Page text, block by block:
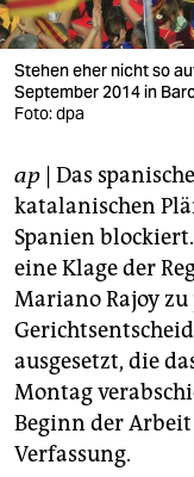
verlag
veranstaltungen
shop
fragen & hilfe
unterstützen
abo
genossenschaft
epaper login
Stehen eher nicht so
September 2014 in
Foto: dpa
ap | Das
katalanischen
Spanien
eine Klage der
Mariano Rajoy
ausgesetzt, die
Montag
Beginn der
Verfassung.